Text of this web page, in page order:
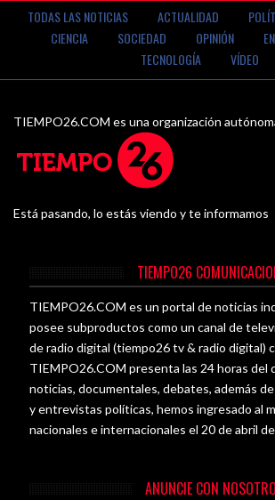
TODAS LAS NOTICIAS ACTUALIDAD
CIENCIA
SOCIEDAD OPINIÓN
TECNOLOGÍA
VÍDEO
TIEMPO26.COM es una organización
Está pasando, lo estás viendo y te informamos
TIEMPO26
TIEMPO26.COM es un portal de noticias
posee subproductos como un canal de
de radio digital (tiempo26 tv & radio digital)
TIEMPO26.COM presenta las 24 horas del
noticias, documentales, debates, además
y entrevistas políticas, hemos ingresado al
nacionales e internacionales el 20 de abril
ANUNCIE CON